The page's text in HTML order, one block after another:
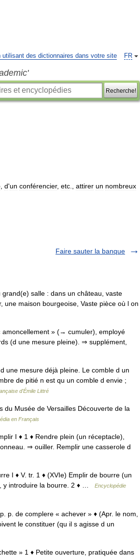
FR
utilisant des dictionnaires dans votre site
Recherche!
d'un conférencier, etc attirer un nombreux
Faire sauter la banque
salle : dans un château, vaste
une maison bourgeoise, Vaste pièce où l on
» (→ cumuler), employé
(d une mesure pleine). ⇒ supplément,
mesure déjà pleine. Le comble d un
de pitié n est qu un comble d envie ;
d'Émile Littré
Musée de Versailles Découverte de la
en Français
I ♦ 1 ♦ Rendre plein (un réceptacle),
⇒ ouiller. Remplir une casserole d
I ♦ V. tr. 1 ♦ (XVIe) Emplir de bourre (un
y introduire la bourre. 2 ♦ …
Encyclopédie
p. de complere « achever » ♦ (Apr. le nom,
le constituer (qu il s agisse d un
» 1 ♦ Petite ouverture, pratiquée dans